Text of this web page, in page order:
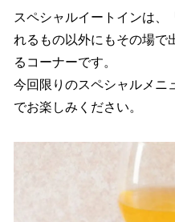
スペシャルイートインは、
れるもの以外にもその場で
るコーナーです。
今回限りのスペシャルメニ
でお楽しみください。